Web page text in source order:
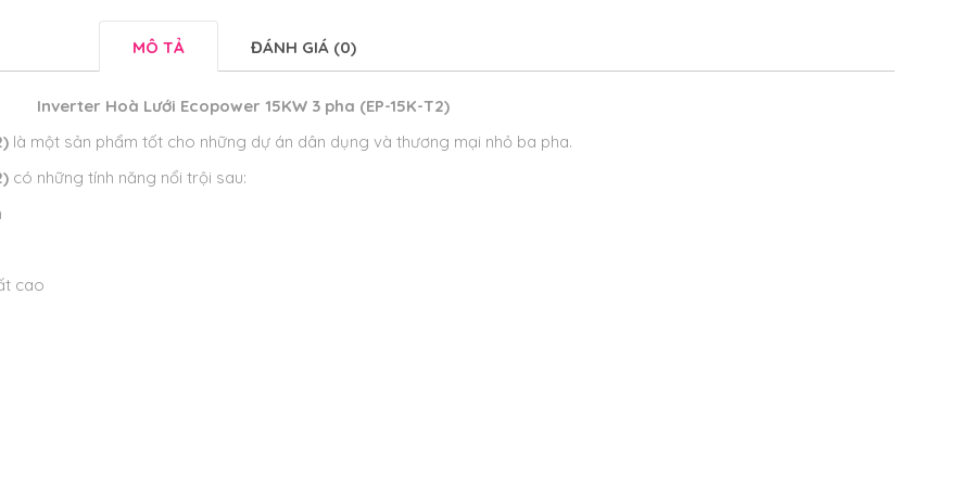
MÔ TẢ ĐÁNH GIÁ (0)
Inverter Hoà Lưới Ecopower 15KW 3 pha (EP-15K-T2)
là một sản phẩm tốt cho những dự án dân dụng và thương mại nhỏ ba pha.
có những tính năng nổi trội sau:
cao